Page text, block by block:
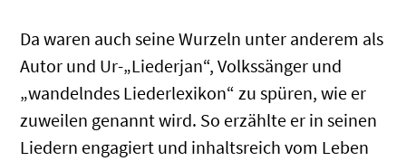
Da waren auch seine Wurzeln unter anderem als
Autor und Ur-„Liederjan“, Volkssänger und
„wandelndes Liederlexikon“ zu spüren, wie er
zuweilen genannt wird. So erzählte er in seinen
Liedern engagiert und inhaltsreich vom Leben